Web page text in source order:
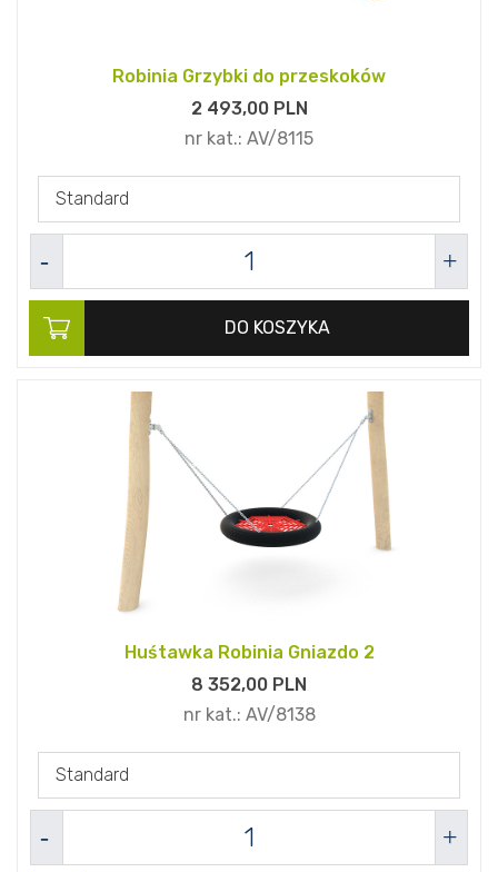
Robinia Grzybki do przeskoków
2 493,00PLN
nr kat.: AV/8115
Standard
DO KOSZYKA
Huśtawka Robinia Gniazdo 2
8 352,00 PLN
nr kat.: AV/8138
Standard